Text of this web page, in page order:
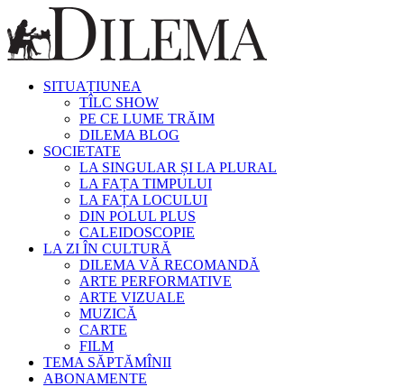
SITUAȚIUNEA
TÎLC SHOW
PE CE LUME TRĂIM
DILEMA BLOG
SOCIETATE
LA SINGULAR ȘI LA PLURAL
LA FAȚA TIMPULUI
LA FAȚA LOCULUI
DIN POLUL PLUS
CALEIDOSCOPIE
LA ZI ÎN CULTURĂ
DILEMA VĂ RECOMANDĂ
ARTE PERFORMATIVE
ARTE VIZUALE
MUZICĂ
CARTE
FILM
TEMA SĂPTĂMÎNII
ABONAMENTE